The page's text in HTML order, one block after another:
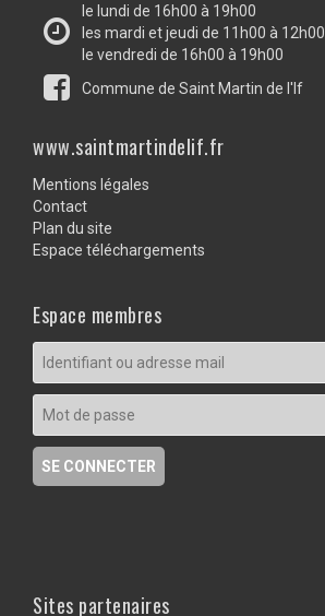
le lundi de 16h00 à 19h00
les mardi et jeudi de 11h00 à 12h00
le vendredi de 16h00 à 19h00
Commune de Saint Martin de l'If
www.saintmartindelif.fr
Mentions légales
Contact
Plan du site
Espace téléchargements
Espace membres
Sites partenaires